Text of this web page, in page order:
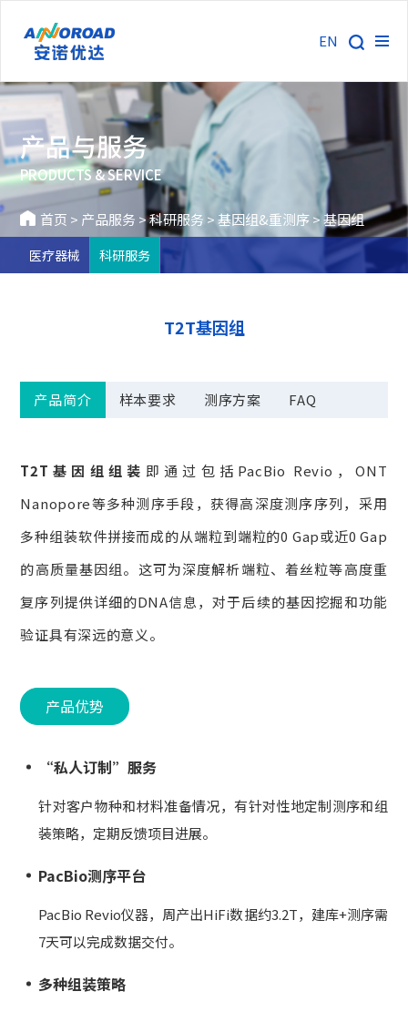
EN
产品与服务
PRODUCTS & SERVICE
首页 > 产品服务 >科研服务 >基因组&重测序>基因组
医疗器械 科研服务
T2T基因组
产品简介 样本要求 测序方案 FAQ
T2T基因组组装 即通过包括PacBio Revio，ONT
Nanopore等多种测序手段，获得高深度测序序列，采用
多种组装软件拼接而成的从端粒到端粒的0 Gap或近0 Gap
的高质量基因组。这可为深度解析端粒、着丝粒等高度重
复序列提供详细的DNA信息，对于后续的基因挖掘和功能
验证具有深远的意义。
产品优势
“私人订制”服务
针对客户物种和材料准备情况，有针对性地定制测序和组
装策略，定期反馈项目进展。
PacBio测序平台
PacBio Revio仪器，周产出HiFi数据约3.2T，建库+测序需
7天可以完成数据交付。
多种组装策略